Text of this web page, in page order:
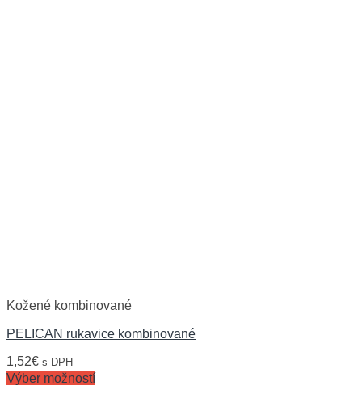
Kožené kombinované
PELICAN rukavice kombinované
1,52€ s DPH
Výber možností